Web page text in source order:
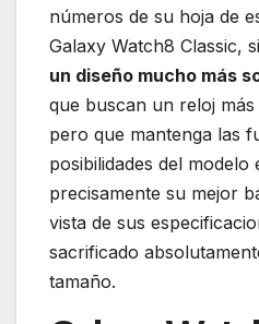
números de su hoja de
Galaxy Watch8 Classic,
un diseño mucho más
que buscan un reloj
pero que mantenga las
posibilidades del modelo
precisamente su mejor
vista de sus
sacrificado
tamaño.